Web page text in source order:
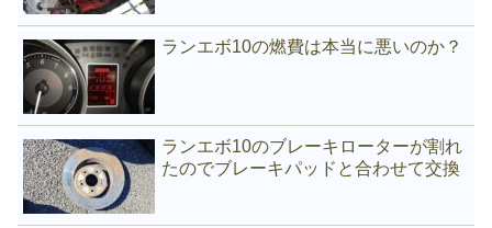
ランエボ10の燃費は本当に悪いのか？
ランエボ10のブレーキローターが割れ
たのでブレーキパッドと合わせて交換